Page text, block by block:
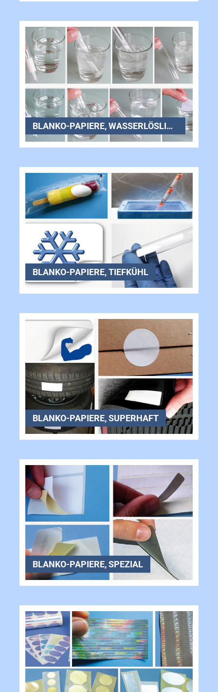
BLANKO-PAPIERE, WASSERLÖSLICH
BLANKO-PAPIERE, TIEFKÜHL
BLANKO-PAPIERE, SUPERHAFT
BLANKO-PAPIERE, SPEZIAL